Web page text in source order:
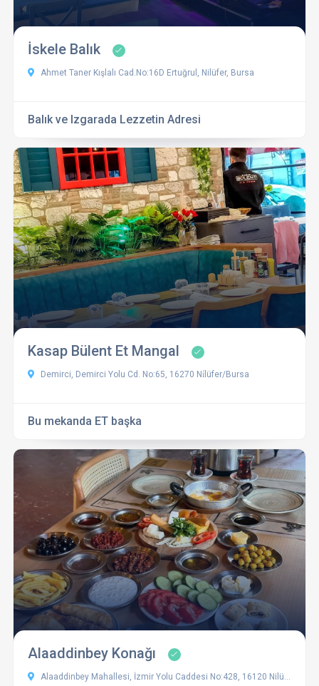
İskele Balık
Ahmet Taner Kışlalı Cad.No:16D Ertuğrul, Nilüfer, Bursa
Balık ve Izgarada Lezzetin Adresi
Kasap Bülent Et Mangal
Demirci, Demirci Yolu Cd. No:65, 16270 Ni̇lüfer/Bursa
Bu mekanda ET başka
Alaaddinbey Konağı
Alaaddinbey Mahallesi, İzmir Yolu Caddesi No:428, 16120 Nilüfer/Bursa